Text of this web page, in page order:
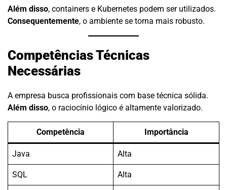
Além disso, containers e Kubernetes podem ser utilizados.
Consequentemente, o ambiente se torna mais robusto.
Competências Técnicas
Necessárias
A empresa busca profissionais com base técnica sólida.
Além disso, o raciocínio lógico é altamente valorizado.
Competência Importância
Java Alta
SQL Alta